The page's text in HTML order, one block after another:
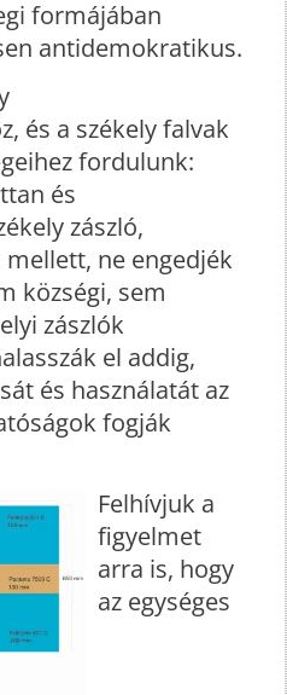
formájában
antidemokratikus.
és a székely falvak
fordulunk:
és
zászló,
mellett, ne engedjék
községi, sem
zászlók
el addig,
és használatát az
fogják
Felhívjuk a
figyelmet
arra is, hogy
az egységes